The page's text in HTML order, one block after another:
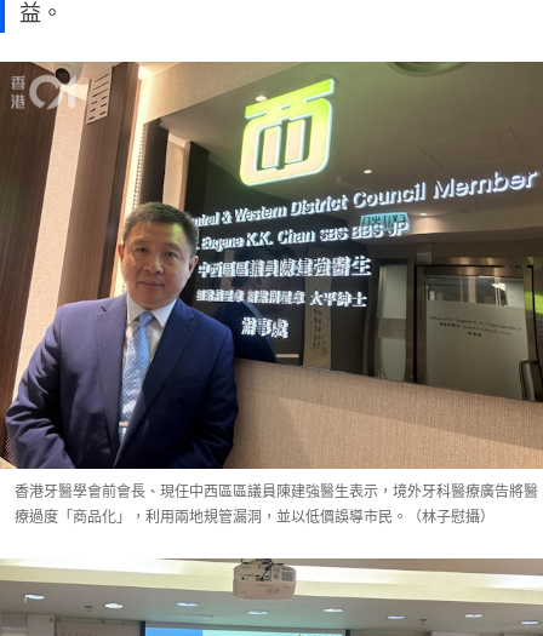
益。
香港牙醫學會前會長、現任中西區區議員陳建強醫生表示，境外牙科醫療廣告將醫
療過度「商品化」，利用兩地規管漏洞，並以低價誤導市民。（林子慰攝）